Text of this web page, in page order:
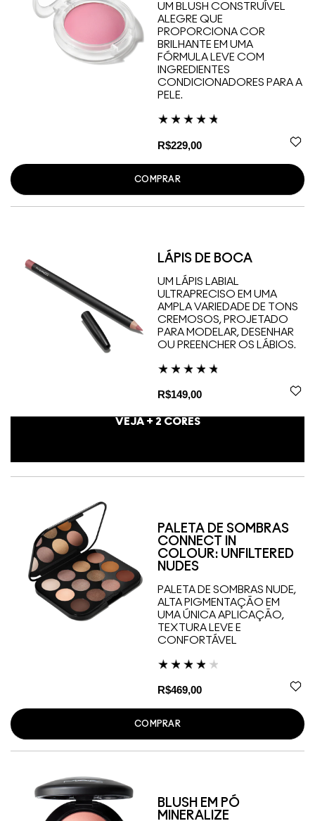
UM BLUSH CONSTRUÍVEL
ALEGRE QUE
PROPORCIONA COR
BRILHANTE EM UMA
FÓRMULA LEVE COM
INGREDIENTES
CONDICIONADORES PARA A
PELE.
R$229,00
COMPRAR
LÁPIS DE BOCA
UM LÁPIS LABIAL
ULTRAPRECISO EM UMA
AMPLA VARIEDADE DE TONS
CREMOSOS, PROJETADO
PARA MODELAR, DESENHAR
OU PREENCHER OS LÁBIOS.
R$149,00
VEJA + 2 CORES
PALETA DE SOMBRAS
CONNECT IN
COLOUR: UNFILTERED
NUDES
PALETA DE SOMBRAS NUDE,
ALTA PIGMENTAÇÃO EM
UMA ÚNICA APLICAÇÃO,
TEXTURA LEVE E
CONFORTÁVEL
R$469,00
COMPRAR
BLUSH EM PÓ
MINERALIZE